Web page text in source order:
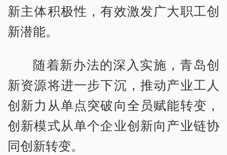
新主体积极性，有效激发广大职工创
新潜能。
随着新办法的深入实施，青岛创
新资源将进一步下沉，推动产业工人
创新力从单点突破向全员赋能转变，
创新模式从单个企业创新向产业链协
同创新转变。